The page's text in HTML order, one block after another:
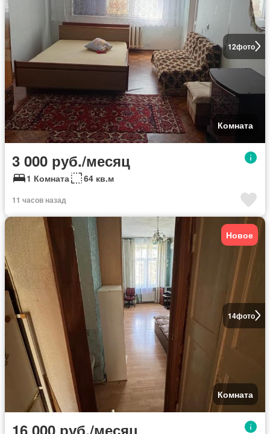
12фото
Комната
3 000 руб./месяц
1 Комната 64 кв.м
11 часов назад
14фото
Новое
Комната
16 000 руб./месяц